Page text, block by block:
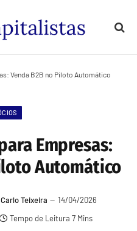
Venda B2B no Piloto Automático
Empresas:
Automático
Teixeira
14/04/2026
Tempo de Leitura 7 Mins